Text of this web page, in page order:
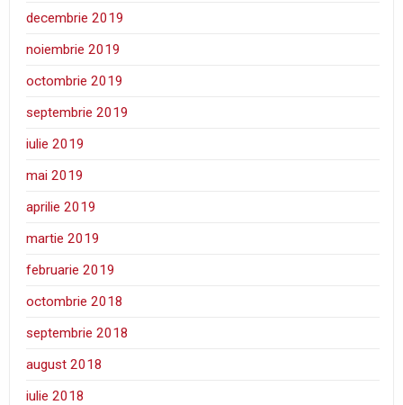
decembrie 2019
noiembrie 2019
octombrie 2019
septembrie 2019
iulie 2019
mai 2019
aprilie 2019
martie 2019
februarie 2019
octombrie 2018
septembrie 2018
august 2018
iulie 2018